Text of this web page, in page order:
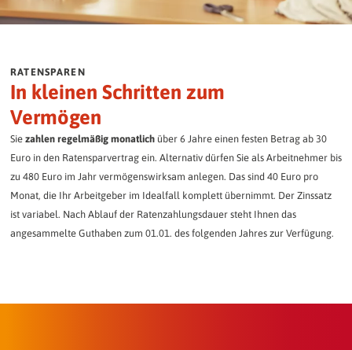
RATENSPAREN
In kleinen Schritten zum
Vermögen
Sie zahlen regelmäßig monatlichüber 6 Jahre einen festen Betrag ab 30
Euro in den Ratensparvertrag ein. Alternativ dürfen Sie als Arbeitnehmer bis
zu 480 Euro im Jahr vermögenswirksam anlegen. Das sind 40 Euro pro
Monat, die Ihr Arbeitgeber im Idealfall komplett übernimmt. Der Zinssatz
ist variabel. Nach Ablauf der Ratenzahlungsdauer steht Ihnen das
angesammelte Guthaben zum 01.01. des folgenden Jahres zur Verfügung.